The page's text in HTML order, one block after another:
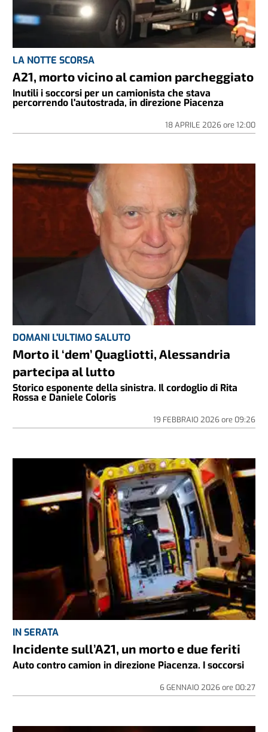
LA NOTTE SCORSA
A21, morto vicino al camion parcheggiato
Inutili i soccorsi per un camionista che stava
percorrendo l'autostrada, in direzione Piacenza
18 APRILE 2026ore 12:00
DOMANI L'ULTIMO SALUTO
Morto il ‘dem’ Quagliotti, Alessandria
partecipa al lutto
Storico esponente della sinistra. Il cordoglio di Rita
Rossa e Daniele Coloris
19 FEBBRAIO 2026ore 09:26
IN SERATA
Incidente sull’A21, un morto e due feriti
Auto contro camion in direzione Piacenza. I soccorsi
6 GENNAIO 2026ore 00:27